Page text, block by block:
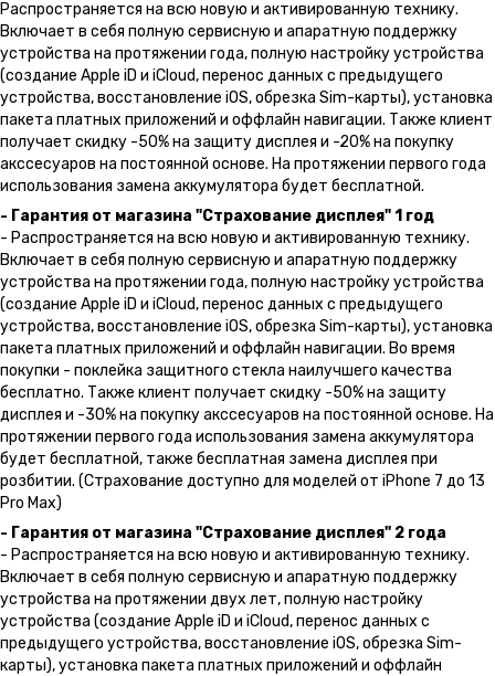
Распространяется на всю новую и активированную технику.
Включает в себя полную сервисную и апаратную поддержку
устройства на протяжении года, полную настройку устройства
(создание Apple iD и iCloud, перенос данных с предыдущего
устройства, восстановление iOS, обрезка Sim-карты), установка
пакета платных приложений и оффлайн навигации. Также клиент
получает скидку -50% на защиту дисплея и -20% на покупку
акссесуаров на постоянной основе. На протяжении первого года
использования замена аккумулятора будет бесплатной.
- Гарантия от магазина "Страхование дисплея" 1 год
- Распространяется на всю новую и активированную технику.
Включает в себя полную сервисную и апаратную поддержку
устройства на протяжении года, полную настройку устройства
(создание Apple iD и iCloud, перенос данных с предыдущего
устройства, восстановление iOS, обрезка Sim-карты), установка
пакета платных приложений и оффлайн навигации. Во время
покупки - поклейка защитного стекла наилучшего качества
бесплатно. Также клиент получает скидку -50% на защиту
дисплея и -30% на покупку акссесуаров на постоянной основе. На
протяжении первого года использования замена аккумулятора
будет бесплатной, также бесплатная замена дисплея при
розбитии. (Страхование доступно для моделей от iPhone 7 до 13
Pro Max)
- Гарантия от магазина "Страхование дисплея" 2 года
- Распространяется на всю новую и активированную технику.
Включает в себя полную сервисную и апаратную поддержку
устройства на протяжении двух лет, полную настройку
устройства (создание Apple iD и iCloud, перенос данных с
предыдущего устройства, восстановление iOS, обрезка Sim-
карты), установка пакета платных приложений и оффлайн